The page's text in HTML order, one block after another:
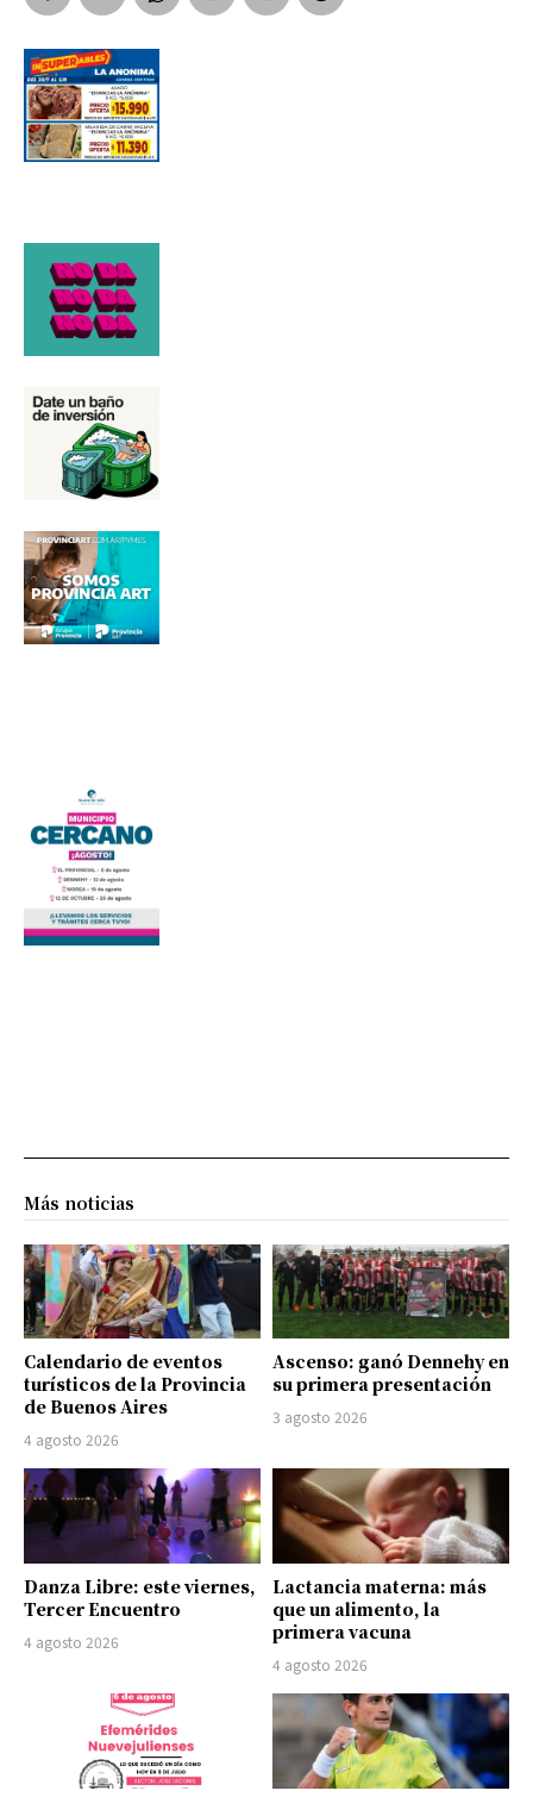
Número de teléfono
Más noticias
Calendario de eventos
turísticos de la Provincia
de Buenos Aires
4 agosto 2026
Ascenso: ganó Dennehy en
su primera presentación
3 agosto 2026
Danza Libre: este viernes,
Tercer Encuentro
4 agosto 2026
Lactancia materna: más
que un alimento, la
primera vacuna
4 agosto 2026